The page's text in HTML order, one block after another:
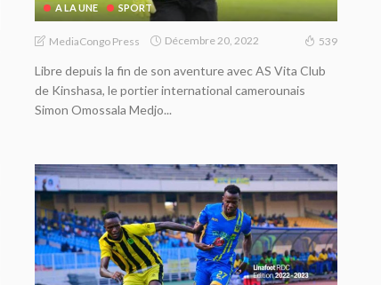
A LA UNE SPORT
MediaCongo Press Décembre 20, 2022 539
Libre depuis la fin de son aventure avec AS Vita Club
de Kinshasa, le portier international camerounais
Simon Omossala Medjo...